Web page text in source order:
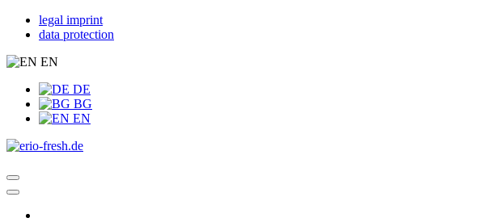
legal imprint
data protection
EN
DE
BG
EN